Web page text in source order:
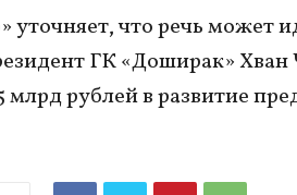
уточняет, что речь может
ГК «Доширак» Хван
млрд рублей в развитие